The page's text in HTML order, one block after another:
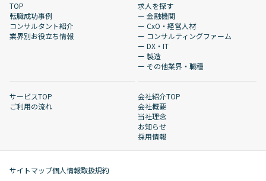
TOP
転職成功事例
コンサルタント紹介
業界別お役立ち情報
求人を探す
ー 金融機関
ー CxO・経営人材
ー コンサルティングファーム
ー DX・IT
ー 製造
ー その他業界・職種
サービスTOP
ご利用の流れ
会社紹介TOP
会社概要
当社理念
お知らせ
採用情報
サイトマップ個人情報取扱規約